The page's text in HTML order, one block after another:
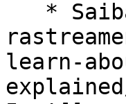
learn-